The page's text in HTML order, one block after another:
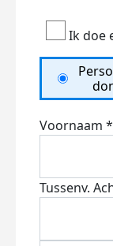
Ik doe
Voornaam *
Tussenv.